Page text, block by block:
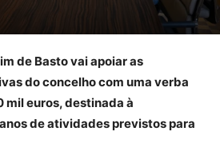
de Basto vai apoiar as
do concelho com uma verba
mil euros, destinada à
de atividades previstos para